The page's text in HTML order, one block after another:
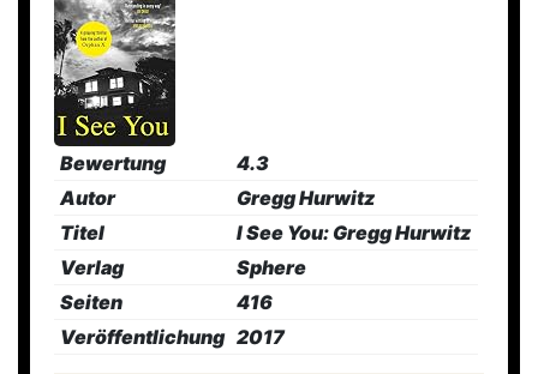
Bewertung
4.3
Autor
Gregg Hurwitz
Titel
I See You: Gregg Hurwitz
Verlag
Sphere
Seiten
416
Veröffentlichung 2017